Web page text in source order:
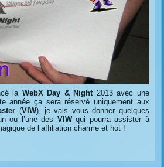
la WebX Day & Night 2013 avec une
année ça sera réservé uniquement aux
(VIW), je vais vous donner quelques
ou l’une des VIWqui pourra assister à
de l’affiliation charme et hot !